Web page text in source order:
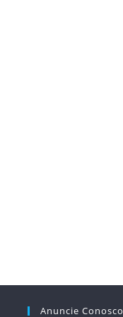
Anuncie Conosco